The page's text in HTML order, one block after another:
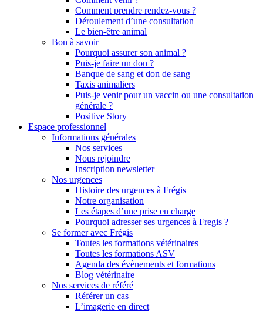
Comment prendre rendez-vous ?
Déroulement d’une consultation
Le bien-être animal
Bon à savoir
Pourquoi assurer son animal ?
Puis-je faire un don ?
Banque de sang et don de sang
Taxis animaliers
Puis-je venir pour un vaccin ou une consultation
générale ?
Positive Story
Espace professionnel
Informations générales
Nos services
Nous rejoindre
Inscription newsletter
Nos urgences
Histoire des urgences à Frégis
Notre organisation
Les étapes d’une prise en charge
Pourquoi adresser ses urgences à Fregis ?
Se former avec Frégis
Toutes les formations vétérinaires
Toutes les formations ASV
Agenda des évènements et formations
Blog vétérinaire
Nos services de référé
Référer un cas
L’imagerie en direct